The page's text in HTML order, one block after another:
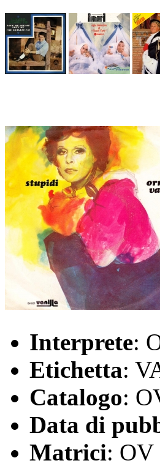
Interprete:
Etichetta:
Catalogo:
Data di
Matrici: